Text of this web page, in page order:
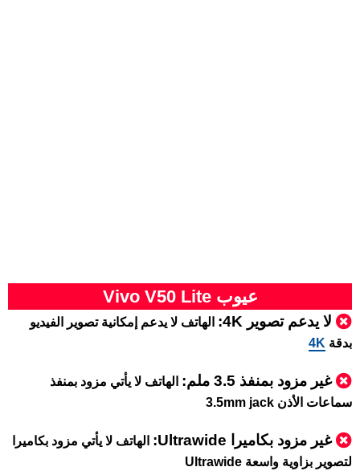
عيوب Vivo V50 Lite
لا يدعم تصوير 4K:
الهاتف لا يدعم إمكانية تصوير الفيديو
بدقة 4K
غير مزود بمنفذ 3.5 ملم:
الهاتف لا يأتي مزود بمنفذ
سماعات الأذن 3.5mm jack
غير مزود بكاميرا Ultrawide:
الهاتف لا يأتي مزود بكاميرا
لتصوير بزاوية واسعة Ultrawide